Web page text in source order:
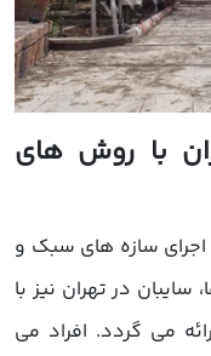
با روش های
اجرای سازه های سبک و
در تهران نیز با
می گردد. افراد می